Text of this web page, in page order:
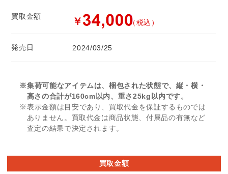
買取金額 ￥ （税込）
発売日 2024/03/25
※集荷可能なアイテムは、梱包された状態で、縦・横・
高さの合計が160cm以内、重さ25kg以内です。
※表示金額は目安であり、買取代金を保証するものでは
ありません。買取代金は商品状態、付属品の有無など
査定の結果で決定されます。
買取金額